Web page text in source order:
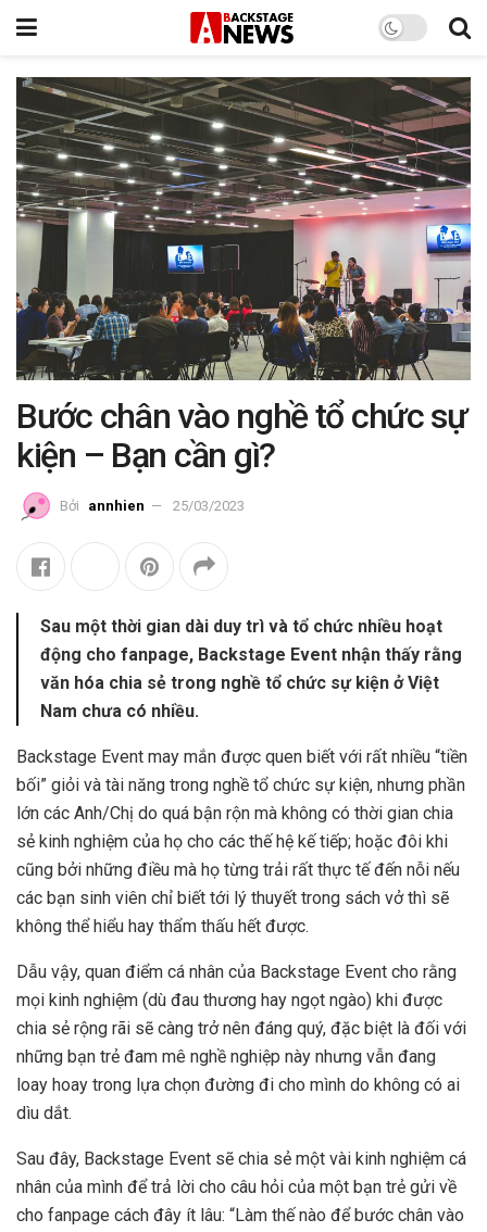
Bước chân vào nghề tổ chức sự
kiện – Bạn cần gì?
Bởi annhien 25/03/2023
Sau một thời gian dài duy trì và tổ chức nhiều hoạt
động cho fanpage, Backstage Event nhận thấy rằng
văn hóa chia sẻ trong nghề tổ chức sự kiện ở Việt
Nam chưa có nhiều.
Backstage Event may mắn được quen biết với rất nhiều “tiền
bối” giỏi và tài năng trong nghề tổ chức sự kiện, nhưng phần
lớn các Anh/Chị do quá bận rộn mà không có thời gian chia
sẻ kinh nghiệm của họ cho các thế hệ kế tiếp; hoặc đôi khi
cũng bởi những điều mà họ từng trải rất thực tế đến nỗi nếu
các bạn sinh viên chỉ biết tới lý thuyết trong sách vở thì sẽ
không thể hiểu hay thẩm thấu hết được.
Dẫu vậy, quan điểm cá nhân của Backstage Event cho rằng
mọi kinh nghiệm (dù đau thương hay ngọt ngào) khi được
chia sẻ rộng rãi sẽ càng trở nên đáng quý, đặc biệt là đối với
những bạn trẻ đam mê nghề nghiệp này nhưng vẫn đang
loay hoay trong lựa chọn đường đi cho mình do không có ai
dìu dắt.
Sau đây, Backstage Event sẽ chia sẻ một vài kinh nghiệm cá
nhân của mình để trả lời cho câu hỏi của một bạn trẻ gửi về
cho fanpage cách đây ít lâu: “Làm thế nào để bước chân vào